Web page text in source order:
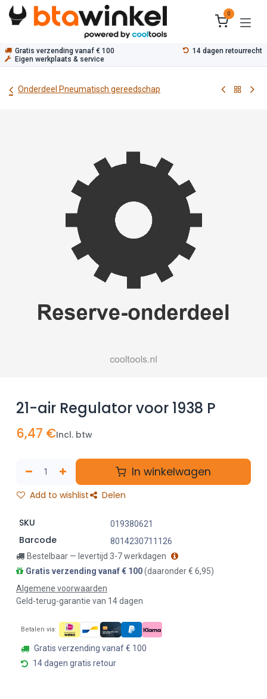
Overslaan naar inhoud
0
Gratis verzending vanaf € 100
14 dagen retourrecht
Eigen werkplaats & service
Onderdeel Pneumatisch gereedschap
21-air Regulator voor 1938 P
6,47 €Incl. btw
In winkelwagen
Add to wishlist Delen
SKU 019380621
Barcode
8014230711126
Bestelbaar — levertijd 3-7 werkdagen
Gratis verzending vanaf € 100(daaronder € 6,95)
Algemene voorwaarden
Geld-terug-garantie van 14 dagen
Betalen via:
Gratis verzending vanaf € 100
14 dagen gratis retour